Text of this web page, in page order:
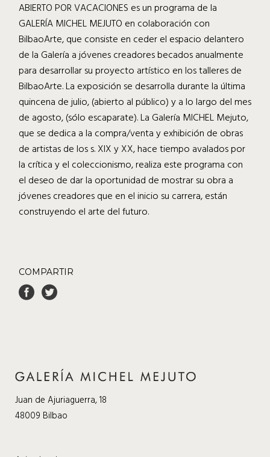
ABIERTO POR VACACIONES es un programa de la
GALERÍA MICHEL MEJUTO en colaboración con
BilbaoArte, que consiste en ceder el espacio delantero
de la Galería a jóvenes creadores becados anualmente
para desarrollar su proyecto artístico en los talleres de
BilbaoArte. La exposición se desarrolla durante la última
quincena de julio, (abierto al público) y a lo largo del mes
de agosto, (sólo escaparate). La Galería MICHEL Mejuto,
que se dedica a la compra/venta y exhibición de obras
de artistas de los s. XIX y XX, hace tiempo avalados por
la crítica y el coleccionismo, realiza este programa con
el deseo de dar la oportunidad de mostrar su obra a
jóvenes creadores que en el inicio su carrera, están
construyendo el arte del futuro.
COMPARTIR
Juan de Ajuriaguerra, 18
48009 Bilbao